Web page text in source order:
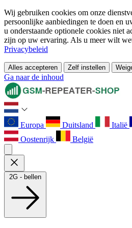
Wij gebruiken cookies om onze
persoonlijke aanbiedingen te doen en
u onderstaande optionele cookies niet
zijn op uw ervaring. Als u meer wilt
Privacybeleid
Alles accepteren Zelf instellen
Ga naar de inhoud
Europa Duitsland Italië
Oostenrijk
België
2G - bellen